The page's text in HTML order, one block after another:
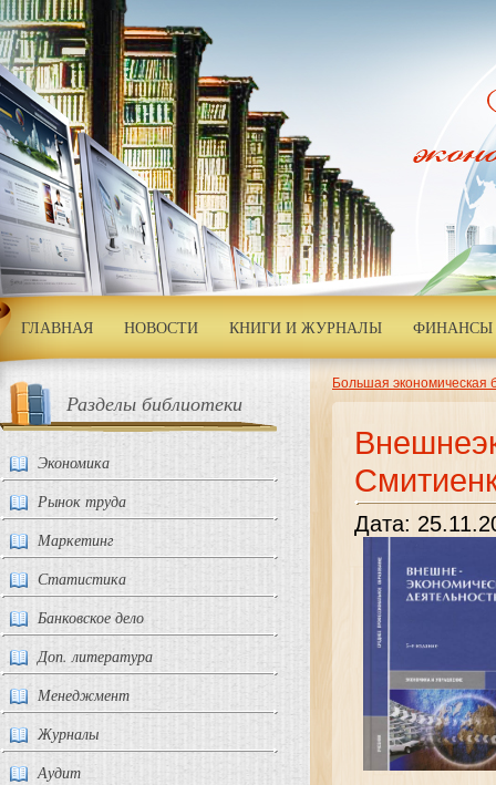
ГЛАВНАЯ НОВОСТИ КНИГИ И ЖУРНАЛЫ ФИНАНСЫ
Разделы библиотеки
Экономика
Рынок труда
Маркетинг
Статистика
Банковское дело
Доп. литература
Менеджмент
Журналы
Аудит
Большая экономическая
Дата: